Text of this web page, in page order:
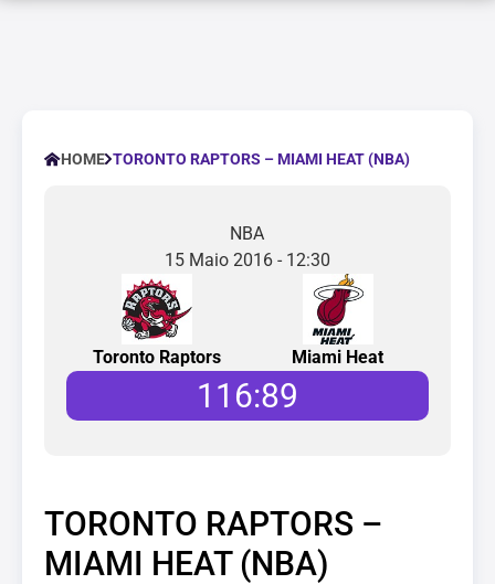
HOME TORONTO RAPTORS – MIAMI HEAT (NBA)
NBA
15 Maio 2016 - 12:30
Toronto Raptors Miami Heat
116:89
TORONTO RAPTORS –
MIAMI HEAT (NBA)